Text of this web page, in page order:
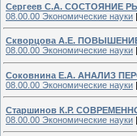
Сергеев С.А. СОСТОЯНИЕ
08.00.00 Экономические науки |
Скворцова А.Е.
08.00.00 Экономические науки
Соковнина Е.А. АНАЛИЗ
08.00.00 Экономические науки |
Старшинов К.Р.
08.00.00 Экономические науки |